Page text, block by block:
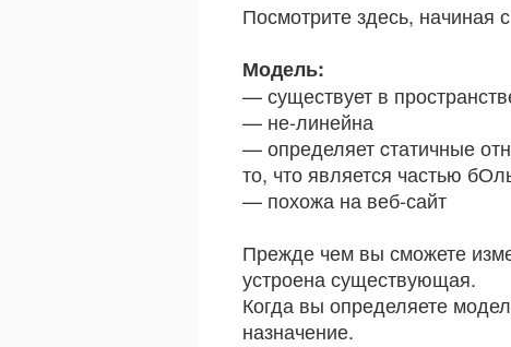
Посмотрите здесь, начиная
Модель:
— существует в
— не-линейна
— определяет cтатичные
то, что является частью
— похожа на веб-сайт
Прежде чем вы сможете
устроена существующая.
Когда вы определяете
назначение.